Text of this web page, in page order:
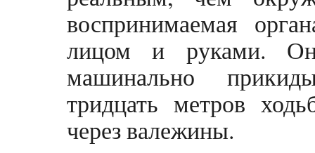
воспринимаемая
лицом и руками.
машинально
тридцать метров
через валежины.